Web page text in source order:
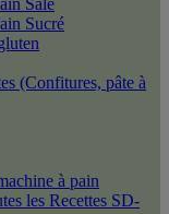
Salé
Sucré
(Confitures, pâte à
à pain
les Recettes SD-